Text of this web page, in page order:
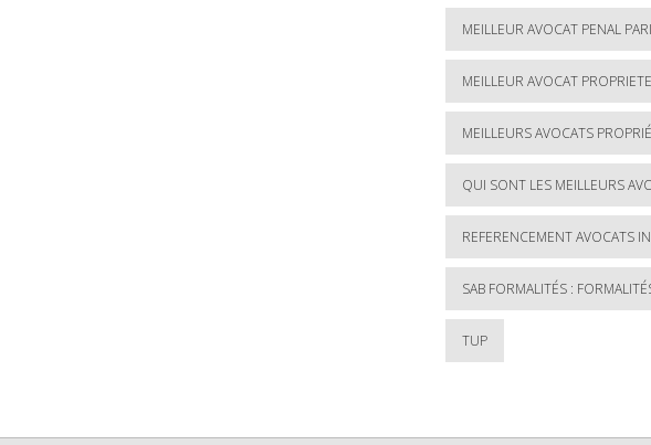
MEILLEUR AVOCAT PENAL
MEILLEUR AVOCAT
MEILLEURS AVOCATS
QUI SONT LES MEILLEURS
REFERENCEMENT AVOCATS
SAB FORMALITÉS :
TUP